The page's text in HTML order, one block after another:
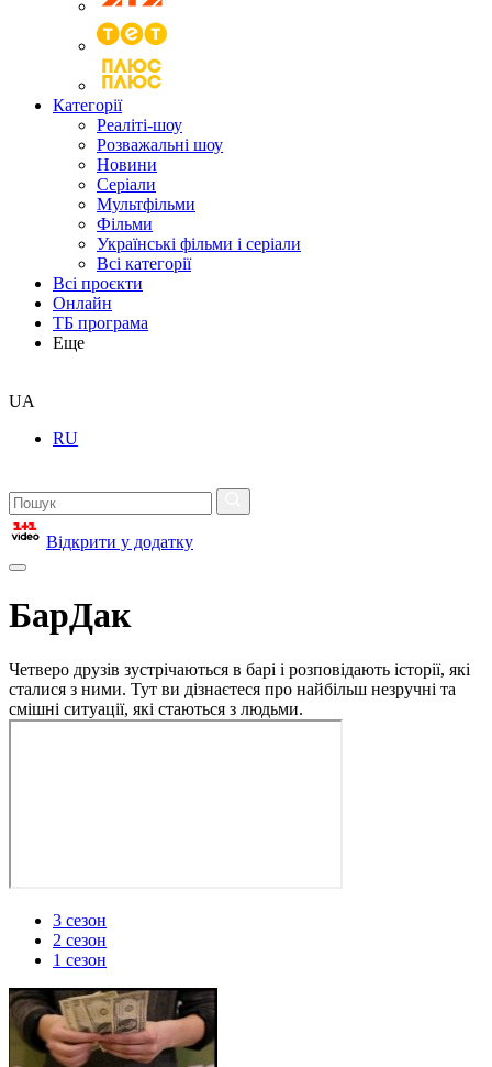
Категорії
Реаліті-шоу
Розважальні шоу
Новини
Серіали
Мультфільми
Фільми
Українські фільми і серіали
Всі категорії
Всі проєкти
Онлайн
ТБ програма
Еще
UA
RU
Відкрити у додатку
БарДак
Четверо друзів зустрічаються в барі і розповідають історії, які
сталися з ними. Тут ви дізнаєтеся про найбільш незручні та
смішні ситуації, які стаються з людьми.
3 сезон
2 сезон
1 сезон